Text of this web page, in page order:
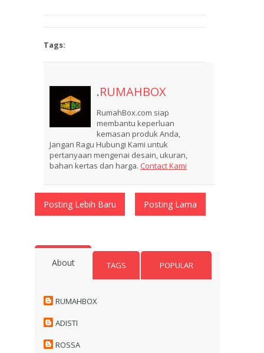
Tags:
.RUMAHBOX
RumahBox.com siap
membantu keperluan
kemasan produk Anda,
Jangan Ragu Hubungi Kami untuk
pertanyaan mengenai desain, ukuran,
bahan kertas dan harga. Contact Kami
Posting Lebih Baru Posting Lama
About TAGS POPULAR
RUMAHBOX
ADISTI
ROSSA